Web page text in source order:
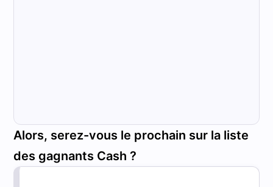
Alors, serez-vous le prochain sur la liste
des gagnants Cash ?